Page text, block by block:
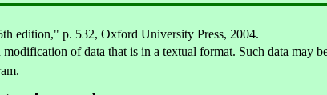
edition," p. 532, Oxford University Press, 2004.
of data that is in a textual format. Such data may